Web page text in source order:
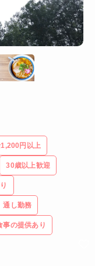
円以上
30歳以上歓迎
通し勤務
事の提供あり